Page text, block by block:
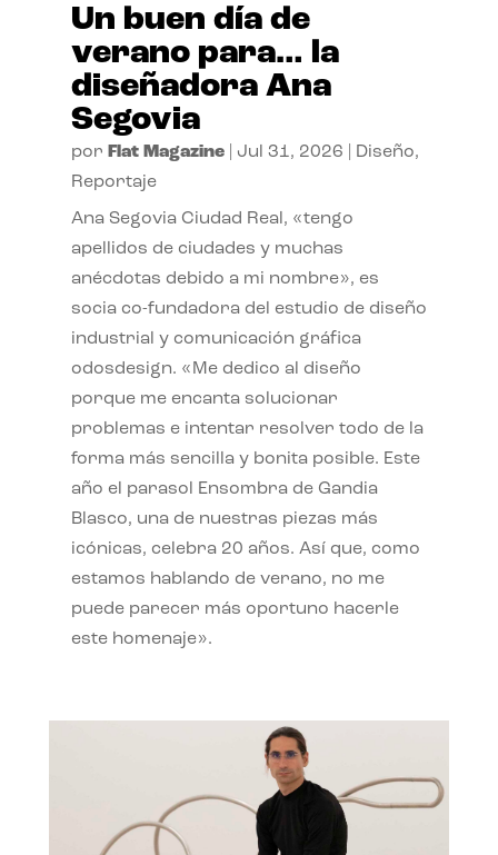
Un buen día de
verano para… la
diseñadora Ana
Segovia
por Flat Magazine| Jul 31, 2026 Diseño,
Reportaje
Ana Segovia Ciudad Real, «tengo
apellidos de ciudades y muchas
anécdotas debido a mi nombre», es
socia co-fundadora del estudio de diseño
industrial y comunicación gráfica
odosdesign. «Me dedico al diseño
porque me encanta solucionar
problemas e intentar resolver todo de la
forma más sencilla y bonita posible. Este
año el parasol Ensombra de Gandia
Blasco, una de nuestras piezas más
icónicas, celebra 20 años. Así que, como
estamos hablando de verano, no me
puede parecer más oportuno hacerle
este homenaje».